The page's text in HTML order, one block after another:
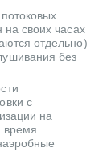
на своих часах
отдельно)
без
с
на
время